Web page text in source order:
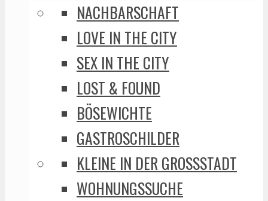
NACHBARSCHAFT
LOVE IN THE CITY
SEX IN THE CITY
LOST & FOUND
BÖSEWICHTE
GASTROSCHILDER
KLEINE IN DER GROSSSTADT
WOHNUNGSSUCHE